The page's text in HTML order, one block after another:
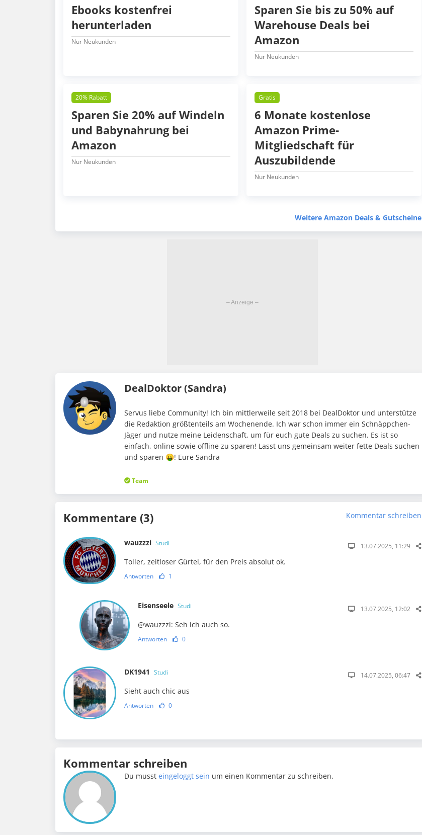
Ebooks kostenfrei
herunterladen
Nur Neukunden
Sparen Sie bis zu 50% auf
Warehouse Deals bei
Amazon
Nur Neukunden
20% Rabatt
Sparen Sie 20% auf Windeln
und Babynahrung bei
Amazon
Nur Neukunden
Gratis
6 Monate kostenlose
Amazon Prime-
Mitgliedschaft für
Auszubildende
Nur Neukunden
Weitere Amazon Deals & Gutscheine
DealDoktor (Sandra)
Servus liebe Community! Ich bin mittlerweile seit 2018 bei DealDoktor und unterstütze
die Redaktion größtenteils am Wochenende. Ich war schon immer ein Schnäppchen-
Jäger und nutze meine Leidenschaft, um für euch gute Deals zu suchen. Es ist so
einfach, online sowie offline zu sparen! Lasst uns gemeinsam weiter fette Deals suchen
und sparen 🤑! Eure Sandra
Team
Kommentare (3) Kommentar schreiben
wauzzzi Studi 13.07.2025, 11:29
Toller, zeitloser Gürtel, für den Preis absolut ok.
Antworten 1
Eisenseele Studi 13.07.2025, 12:02
@wauzzzi: Seh ich auch so.
Antworten 0
DK1941 Studi 14.07.2025, 06:47
Sieht auch chic aus
Antworten 0
Kommentar schreiben
Du mussteingeloggt sein um einen Kommentar zu schreiben.